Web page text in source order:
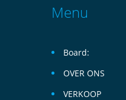
Menu
Board:
OVER ONS
VERKOOP